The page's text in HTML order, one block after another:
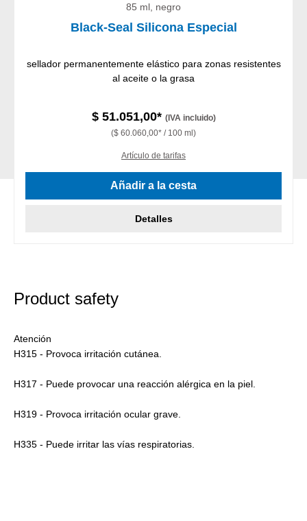
85 ml, negro
Black-Seal Silicona Especial
sellador permanentemente elástico para zonas resistentes
al aceite o la grasa
$ 51.051,00* (IVA incluido)
($ 60.060,00* / 100 ml)
Artículo de tarifas
Añadir a la cesta
Detalles
Product safety
Atención
H315 - Provoca irritación cutánea.
H317 - Puede provocar una reacción alérgica en la piel.
H319 - Provoca irritación ocular grave.
H335 - Puede irritar las vías respiratorias.